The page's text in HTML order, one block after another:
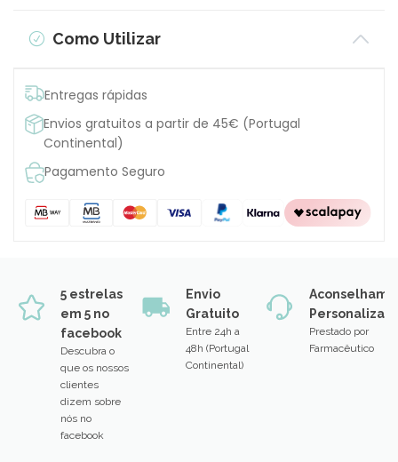
Como Utilizar
Entregas rápidas
Envios gratuitos a partir de 45€ (Portugal
Continental)
Pagamento Seguro
5 estrelas
em 5 no
facebook
Descubra o
que os nossos
clientes
dizem sobre
nós no
facebook
Envio
Gratuito
Entre 24h a
48h (Portugal
Continental)
Prestado por
Farmacêutico